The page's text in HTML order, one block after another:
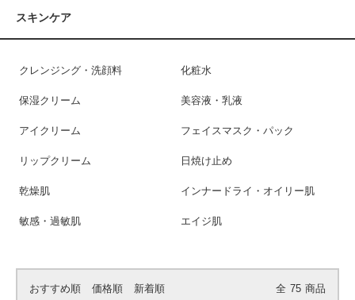
スキンケア
クレンジング・洗顔料 化粧水
保湿クリーム 美容液・乳液
アイクリーム フェイスマスク・パック
リップクリーム 日焼け止め
乾燥肌 インナードライ・オイリー肌
敏感・過敏肌 エイジ肌
おすすめ順 価格順 新着順 全 75 商品